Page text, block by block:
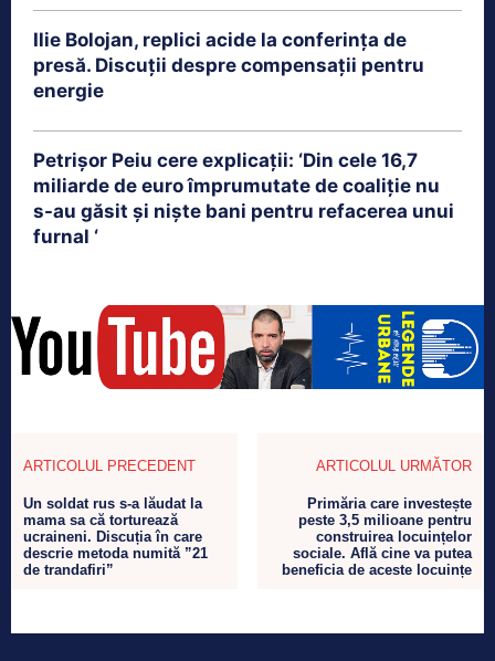
Ilie Bolojan, replici acide la conferința de
presă. Discuții despre compensații pentru
energie
Petrişor Peiu cere explicații: ‘Din cele 16,7
miliarde de euro împrumutate de coaliţie nu
s-au găsit şi nişte bani pentru refacerea unui
furnal ‘
ARTICOLUL PRECEDENT
Un soldat rus s-a lăudat la
mama sa că torturează
ucraineni. Discuția în care
descrie metoda numită ”21
de trandafiri”
ARTICOLUL URMĂTOR
Primăria care investește
peste 3,5 milioane pentru
construirea locuințelor
sociale. Află cine va putea
beneficia de aceste locuințe